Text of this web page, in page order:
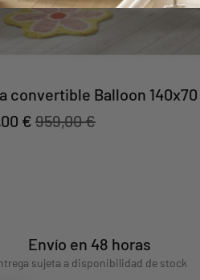
convertible Balloon 140x70
€ 959,00 €
Envío en 48 horas
sujeta a disponibilidad de stock